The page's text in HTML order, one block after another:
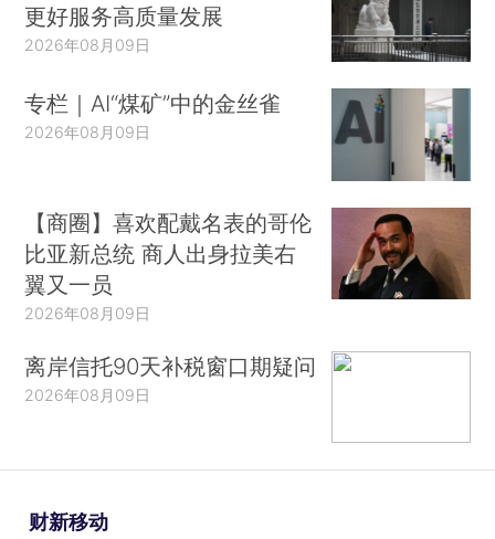
更好服务高质量发展
2026年08月09日
专栏｜AI“煤矿”中的金丝雀
2026年08月09日
【商圈】喜欢配戴名表的哥伦
比亚新总统 商人出身拉美右
翼又一员
2026年08月09日
离岸信托90天补税窗口期疑问
2026年08月09日
财新移动